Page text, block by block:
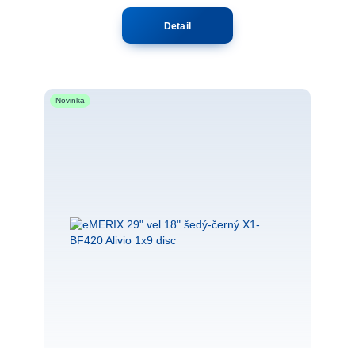
Detail
Novinka